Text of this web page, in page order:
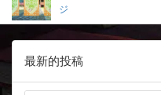
ジ
最新的投稿